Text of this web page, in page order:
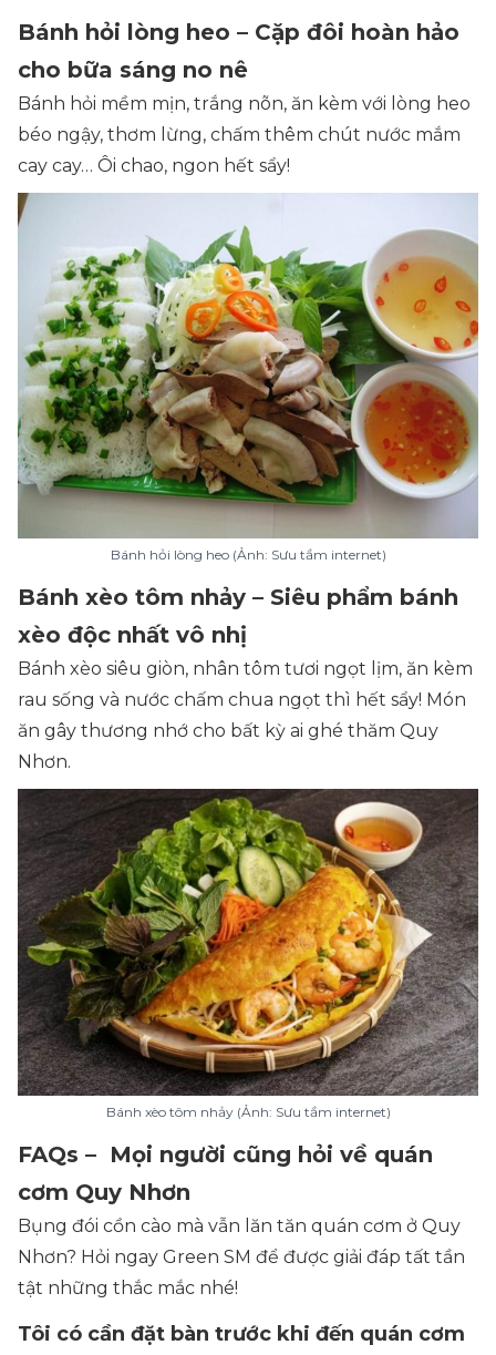
Bánh hỏi lòng heo – Cặp đôi hoàn hảo
cho bữa sáng no nê
Bánh hỏi mềm mịn, trắng nõn, ăn kèm với lòng heo
béo ngậy, thơm lừng, chấm thêm chút nước mắm
cay cay… Ôi chao, ngon hết sẩy!
Bánh hỏi lòng heo (Ảnh: Sưu tầm internet)
Bánh xèo tôm nhảy – Siêu phẩm bánh
xèo độc nhất vô nhị
Bánh xèo siêu giòn, nhân tôm tươi ngọt lịm, ăn kèm
rau sống và nước chấm chua ngọt thì hết sẩy! Món
ăn gây thương nhớ cho bất kỳ ai ghé thăm Quy
Nhơn.
Bánh xèo tôm nhảy (Ảnh: Sưu tầm internet)
FAQs – Mọi người cũng hỏi về quán
cơm Quy Nhơn
Bụng đói cồn cào mà vẫn lăn tăn quán cơm ở Quy
Nhơn? Hỏi ngay Green SM để được giải đáp tất tần
tật những thắc mắc nhé!
Tôi có cần đặt bàn trước khi đến quán cơm